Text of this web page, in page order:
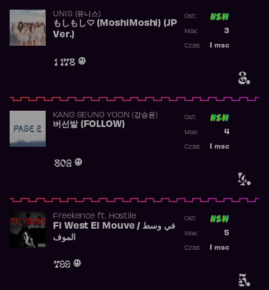
3.
UNIS (유니스)
もしもし♡ (MoshiMoshi) (JP
Ver.)
1 178
Ost:
3
Max:
msc
Czas:
4.
KANG SEUNG YOON (강승윤)
버선발 (FOLLOW)
802
Ost:
4
Max:
msc
Czas:
5.
Freekence ft. Hostile
Fi West El Mouve / في وسط
الموف
799
Ost:
5
Max:
msc
Czas: